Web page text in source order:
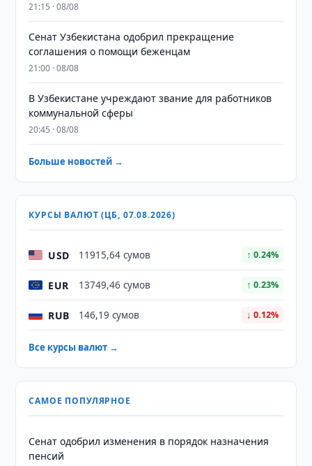
21:15 · 08/08
Сенат Узбекистана одобрил прекращение
соглашения о помощи беженцам
21:00 · 08/08
В Узбекистане учреждают звание для работников
коммунальной сферы
20:45 · 08/08
Больше новостей →
КУРСЫ ВАЛЮТ (ЦБ, 07.08.2026)
USD 11915,64 сумов ↑ 0.24%
EUR 13749,46 сумов ↑ 0.23%
RUB 146,19 сумов ↓ 0.12%
Все курсы валют →
САМОЕ ПОПУЛЯРНОЕ
Сенат одобрил изменения в порядок назначения
пенсий